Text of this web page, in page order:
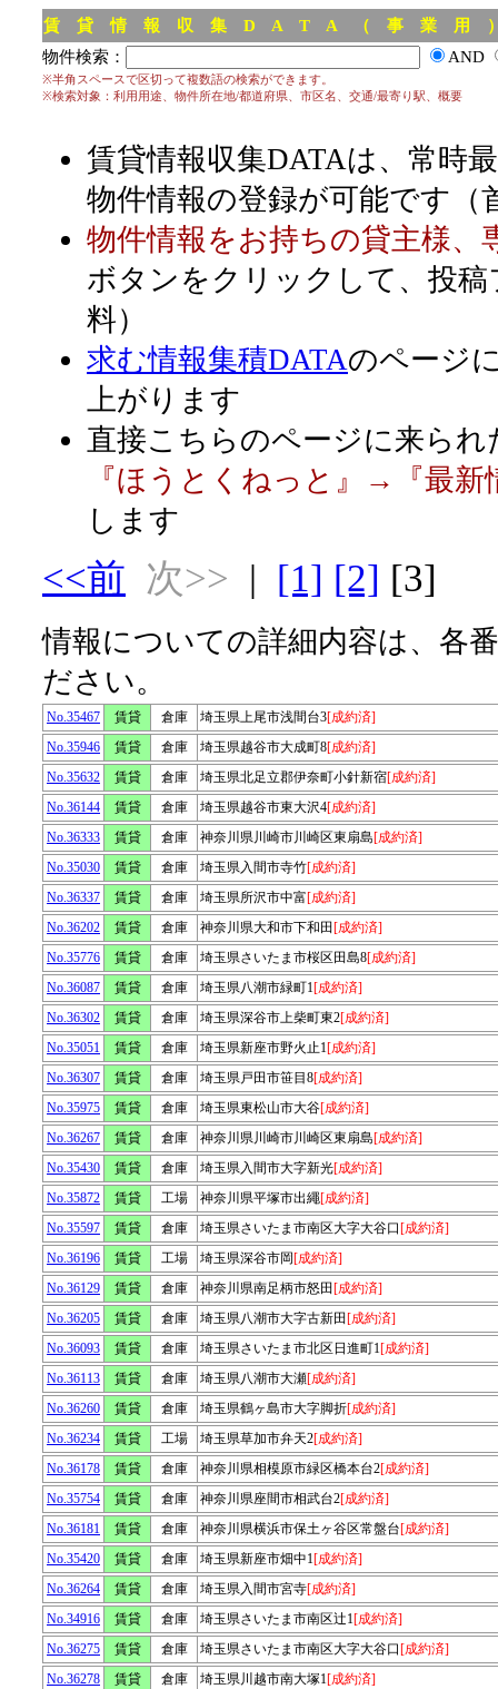
賃 貸 情 報 収 集 D A T A （ 事 業 用
物件検索：
AND
※半角スペースで区切って複数語の検索ができます。
※検索対象：利用用途、物件所在地/都道府県、市区名、交通/最寄り駅、概要
賃貸情報収集DATAは、常時
物件情報の登録が可能です（
物件情報をお持ちの貸主様、
ボタンをクリックして、投
料）
求む情報集積DATAのページ
上がります
直接こちらのページに来られ
『ほうとくねっと』→『最新
します
<<前 次>> | [1] [2] [3]
情報についての詳細内容は、各
ださい。
No.35467 賃貸 倉庫 埼玉県上尾市浅間台3[成約済]
No.35946
賃貸 倉庫 埼玉県越谷市大成町8[成約済]
No.35632
賃貸 倉庫 埼玉県北足立郡伊奈町小針新宿[成約済]
No.36144
賃貸 倉庫 埼玉県越谷市東大沢4[成約済]
No.36333
賃貸 倉庫 神奈川県川崎市川崎区東扇島[成約済]
No.35030
賃貸 倉庫 埼玉県入間市寺竹[成約済]
No.36337
賃貸 倉庫 埼玉県所沢市中富[成約済]
No.36202
賃貸 倉庫 神奈川県大和市下和田 [成約済]
No.35776
賃貸 倉庫 埼玉県さいたま市桜区田島8[成約済]
No.36087
賃貸 倉庫 埼玉県八潮市緑町1[成約済]
No.36302
賃貸 倉庫 埼玉県深谷市上柴町東2[成約済]
No.35051
賃貸 倉庫 埼玉県新座市野火止1[成約済]
No.36307
賃貸 倉庫 埼玉県戸田市笹目8[成約済]
No.35975
賃貸 倉庫 埼玉県東松山市大谷[成約済]
No.36267
賃貸 倉庫 神奈川県川崎市川崎区東扇島[成約済]
No.35430
賃貸 倉庫 埼玉県入間市大字新光[成約済]
No.35872
賃貸 工場 神奈川県平塚市出繩[成約済]
No.35597
賃貸 倉庫 埼玉県さいたま市南区大字大谷口 [成約済]
No.36196
賃貸 工場 埼玉県深谷市岡 [成約済]
No.36129
賃貸 倉庫 神奈川県南足柄市怒田 [成約済]
No.36205
賃貸 倉庫 埼玉県八潮市大字古新田 [成約済]
No.36093
賃貸 倉庫 埼玉県さいたま市北区日進町1[成約済]
No.36113
賃貸 倉庫 埼玉県八潮市大瀬[成約済]
No.36260
賃貸 倉庫 埼玉県鶴ヶ島市大字脚折[成約済]
No.36234
賃貸 工場 埼玉県草加市弁天2[成約済]
No.36178
賃貸 倉庫 神奈川県相模原市緑区橋本台2[成約済]
No.35754
賃貸 倉庫 神奈川県座間市相武台2[成約済]
No.36181
賃貸 倉庫 神奈川県横浜市保土ヶ谷区常盤台[成約済]
No.35420
賃貸 倉庫 埼玉県新座市畑中1[成約済]
No.36264
賃貸 倉庫 埼玉県入間市宮寺[成約済]
No.34916
賃貸 倉庫 埼玉県さいたま市南区辻1[成約済]
No.36275
賃貸 倉庫 埼玉県さいたま市南区大字大谷口 [成約済]
No.36278
賃貸 倉庫 埼玉県川越市南大塚1[成約済]